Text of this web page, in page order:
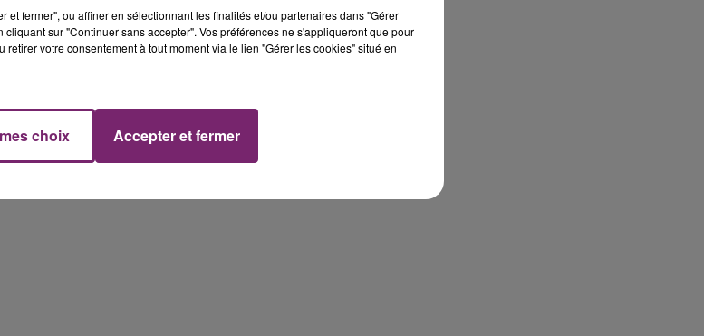
et fermer", ou affiner en sélectionnant les finalités et/ou partenaires dans "Gérer
sur "Continuer sans accepter". Vos préférences ne s'appliqueront que pour
retirer votre consentement à tout moment via le lien "Gérer les cookies" situé en
choix Accepter et fermer